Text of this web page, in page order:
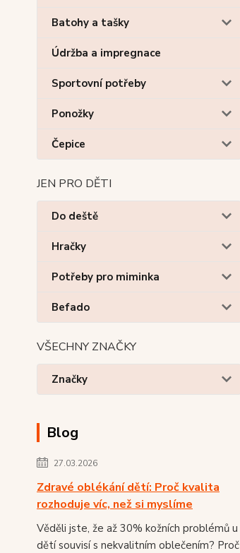
Batohy a tašky
Údržba a impregnace
Sportovní potřeby
Ponožky
Čepice
JEN PRO DĚTI
Do deště
Hračky
Potřeby pro miminka
Befado
VŠECHNY ZNAČKY
Značky
Blog
27.03.2026
Zdravé oblékání dětí: Proč kvalita
rozhoduje víc, než si myslíme
Věděli jste, že až 30% kožních problémů u
dětí souvisí s nekvalitním oblečením? Proč